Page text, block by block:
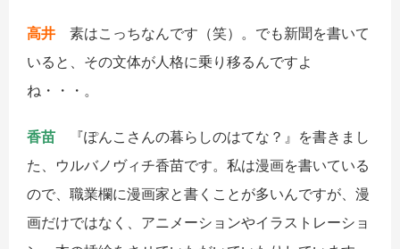
高井 素はこっちなんです（笑）。でも新聞を書いて
いると、その文体が人格に乗り移るんですよ
ね・・・。
香苗
『ぽんこさんの暮らしのはてな？』を書きまし
た、ウルバノヴィチ香苗です。私は漫画を書いている
ので、職業欄に漫画家と書くことが多いんですが、漫
画だけではなく、アニメーションやイラストレーショ